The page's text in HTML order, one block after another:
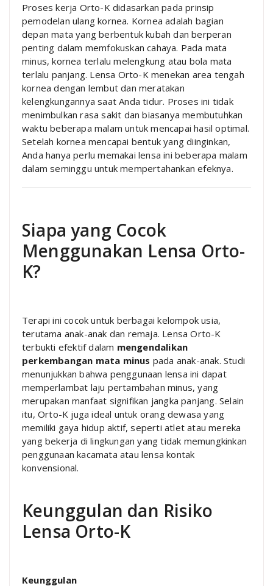
Proses kerja Orto-K didasarkan pada prinsip
pemodelan ulang kornea. Kornea adalah bagian
depan mata yang berbentuk kubah dan berperan
penting dalam memfokuskan cahaya. Pada mata
minus, kornea terlalu melengkung atau bola mata
terlalu panjang. Lensa Orto-K menekan area tengah
kornea dengan lembut dan meratakan
kelengkungannya saat Anda tidur. Proses ini tidak
menimbulkan rasa sakit dan biasanya membutuhkan
waktu beberapa malam untuk mencapai hasil optimal.
Setelah kornea mencapai bentuk yang diinginkan,
Anda hanya perlu memakai lensa ini beberapa malam
dalam seminggu untuk mempertahankan efeknya.
Siapa yang Cocok
Menggunakan Lensa Orto-
K?
Terapi ini cocok untuk berbagai kelompok usia,
terutama anak-anak dan remaja. Lensa Orto-K
terbukti efektif dalam mengendalikan
perkembangan mata minus pada anak-anak. Studi
menunjukkan bahwa penggunaan lensa ini dapat
memperlambat laju pertambahan minus, yang
merupakan manfaat signifikan jangka panjang. Selain
itu, Orto-K juga ideal untuk orang dewasa yang
memiliki gaya hidup aktif, seperti atlet atau mereka
yang bekerja di lingkungan yang tidak memungkinkan
penggunaan kacamata atau lensa kontak
konvensional.
Keunggulan dan Risiko
Lensa Orto-K
Keunggulan